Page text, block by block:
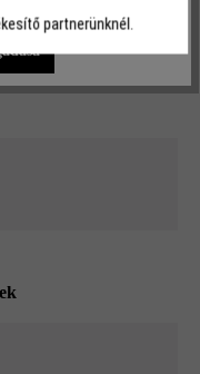
partnerünknél.